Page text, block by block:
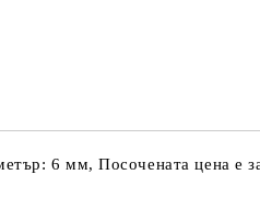
6 мм, Посочената цена е